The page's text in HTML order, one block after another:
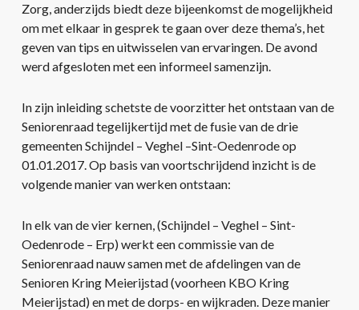
Zorg, anderzijds biedt deze bijeenkomst de mogelijkheid
om met elkaar in gesprek te gaan over deze thema’s, het
geven van tips en uitwisselen van ervaringen. De avond
werd afgesloten met een informeel samenzijn.
In zijn inleiding schetste de voorzitter het ontstaan van de
Seniorenraad tegelijkertijd met de fusie van de drie
gemeenten Schijndel – Veghel –Sint-Oedenrode op
01.01.2017. Op basis van voortschrijdend inzicht is de
volgende manier van werken ontstaan:
In elk van de vier kernen, (Schijndel – Veghel – Sint-
Oedenrode – Erp) werkt een commissie van de
Seniorenraad nauw samen met de afdelingen van de
Senioren Kring Meierijstad (voorheen KBO Kring
Meierijstad) en met de dorps- en wijkraden. Deze manier